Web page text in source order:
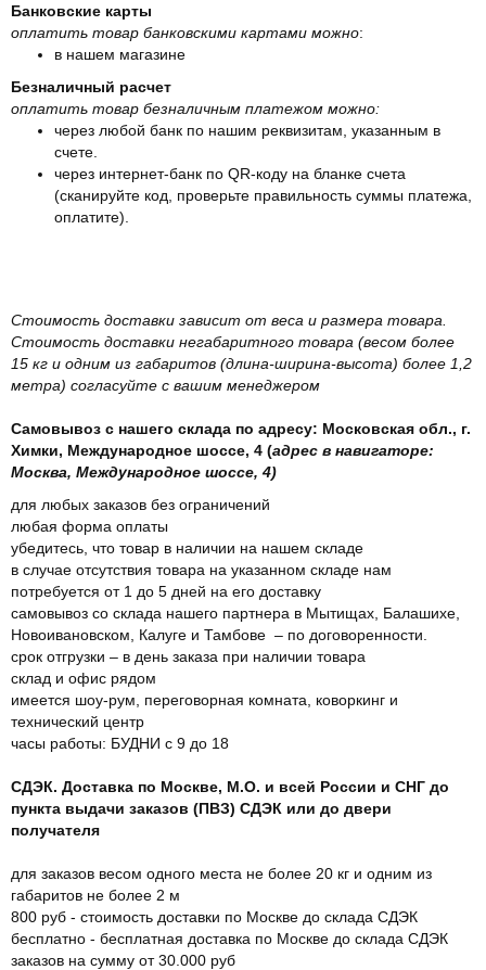
Банковские карты
оплатить товар банковскими картами можно:
в нашем магазине
Безналичный расчет
оплатить товар безналичным платежом можно:
через любой банк по нашим реквизитам, указанным в
счете.
через интернет-банк по QR-коду на бланке счета
(сканируйте код, проверьте правильность суммы платежа,
оплатите).
Стоимость доставки зависит от веса и размера товара.
Стоимость доставки негабаритного товара (весом более
15 кг и одним из габаритов (длина-ширина-высота) более 1,2
метра) согласуйте с вашим менеджером
Самовывоз с нашего склада по адресу: Московская обл., г.
Химки, Международное шоссе, 4 (адрес в навигаторе:
Москва, Международное шоссе, 4)
для любых заказов без ограничений
любая форма оплаты
убедитесь, что товар в наличии на нашем складе
в случае отсутствия товара на указанном складе нам
потребуется от 1 до 5 дней на его доставку
самовывоз со склада нашего партнера в Мытищах, Балашихе,
Новоивановском, Калуге и Тамбове – по договоренности.
срок отгрузки – в день заказа при наличии товара
склад и офис рядом
имеется шоу-рум, переговорная комната, коворкинг и
технический центр
часы работы: БУДНИ с 9 до 18
СДЭК. Доставка по Москве, М.О. и всей России и СНГ до
пункта выдачи заказов (ПВЗ) СДЭК или до двери
получателя
для заказов весом одного места не более 20 кг и одним из
габаритов не более 2 м
800 руб - стоимость доставки по Москве до склада СДЭК
бесплатно - бесплатная доставка по Москве до склада СДЭК
заказов на сумму от 30.000 руб